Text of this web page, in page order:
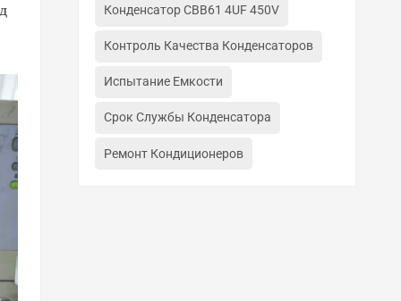
Конденсатор CBB61 4UF 450V
Контроль Качества Конденсаторов
Испытание Емкости
Срок Службы Конденсатора
Ремонт Кондиционеров